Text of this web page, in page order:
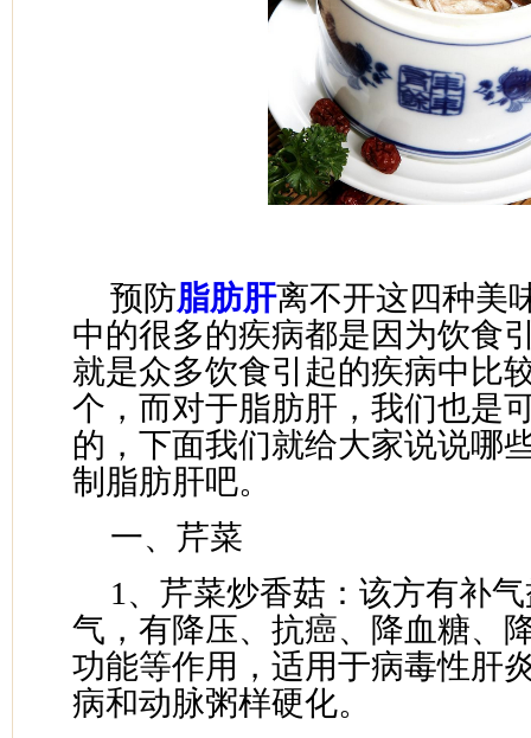
预防脂肪肝离不开这四种美
中的很多的疾病都是因为饮食
就是众多饮食引起的疾病中比
个，而对于脂肪肝，我们也是
的，下面我们就给大家说说哪
制脂肪肝吧。
一、芹菜
1、芹菜炒香菇：该方有补
气，有降压、抗癌、降血糖、
功能等作用，适用于病毒性肝
病和动脉粥样硬化。